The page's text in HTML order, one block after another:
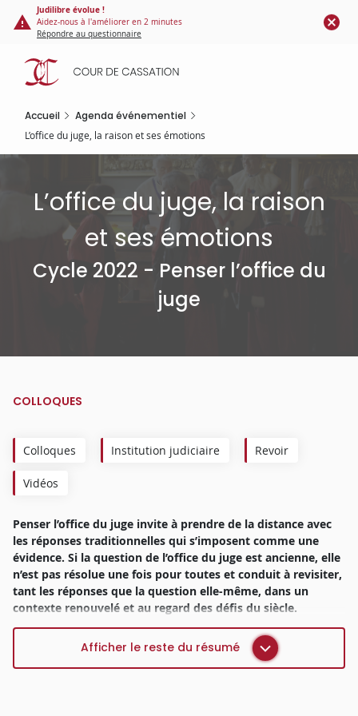
Panneau de gestion des cookies
contenu
principal
Judilibre évolue !
Aidez-nous à l'améliorer en 2 minutes
Répondre au questionnaire
Accueil Agenda événementiel
L’office du juge, la raison et ses émotions
L’office du juge, la raison
et ses émotions
Cycle 2022 - Penser l’office du
juge
COLLOQUES
Colloques Institution judiciaire Revoir
Vidéos
Penser l’office du juge invite à prendre de la distance avec
les réponses traditionnelles qui s’imposent comme une
évidence. Si la question de l’office du juge est ancienne, elle
n’est pas résolue une fois pour toutes et conduit à revisiter,
tant les réponses que la question elle-même, dans un
contexte renouvelé et au regard des défis du siècle.
Le juge, interpellé dans un différend entre deux parties,
pense son office dans le cadre de l’organisation du droit, de
l’État et de la société. Il s’inscrit dans le contexte de la
Afficher le reste du résumé